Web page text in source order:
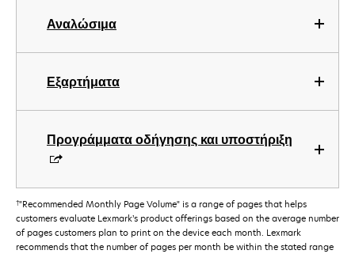
Αναλώσιμα
Εξαρτήματα
Προγράμματα οδήγησης και υποστήριξη
†"Recommended Monthly Page Volume" is a range of pages that helps
customers evaluate Lexmark’s product offerings based on the average number
of pages customers plan to print on the device each month. Lexmark
recommends that the number of pages per month be within the stated range